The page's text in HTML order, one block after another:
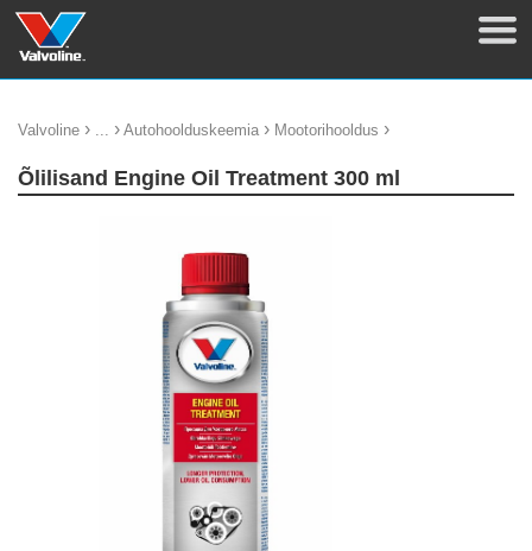
Valvoline › ... › Autohoolduskeemia › Mootorihooldus ›
Õlilisand Engine Oil Treatment 300 ml